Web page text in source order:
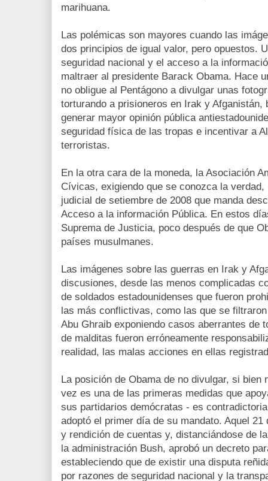
marihuana.
Las polémicas son mayores cuando las
dos principios de igual valor, pero opuestos.
seguridad nacional y el acceso a la
maltraer al presidente Barack Obama. Hace
no obligue al Pentágono a divulgar unas
torturando a prisioneros en Irak y Afganistán,
generar mayor opinión pública
seguridad física de las tropas e incentivar a
terroristas.
En la otra cara de la moneda, la Asociación
Cívicas, exigiendo que se conozca la
judicial de setiembre de 2008 que manda
Acceso a la información Pública. En estos
Suprema de Justicia, poco después de que
países musulmanes.
Las imágenes sobre las guerras en Irak y
discusiones, desde las menos complicadas
de soldados estadounidenses que fueron
las más conflictivas, como las que se
Abu Ghraib exponiendo casos aberrantes de
de malditas fueron erróneamente
realidad, las malas acciones en ellas
La posición de Obama de no divulgar, si bien
vez es una de las primeras medidas que
sus partidarios demócratas - es
adoptó el primer día de su mandato. Aquel
y rendición de cuentas y, distanciándose de
la administración Bush, aprobó un decreto
estableciendo que de existir una disputa
por razones de seguridad nacional y la